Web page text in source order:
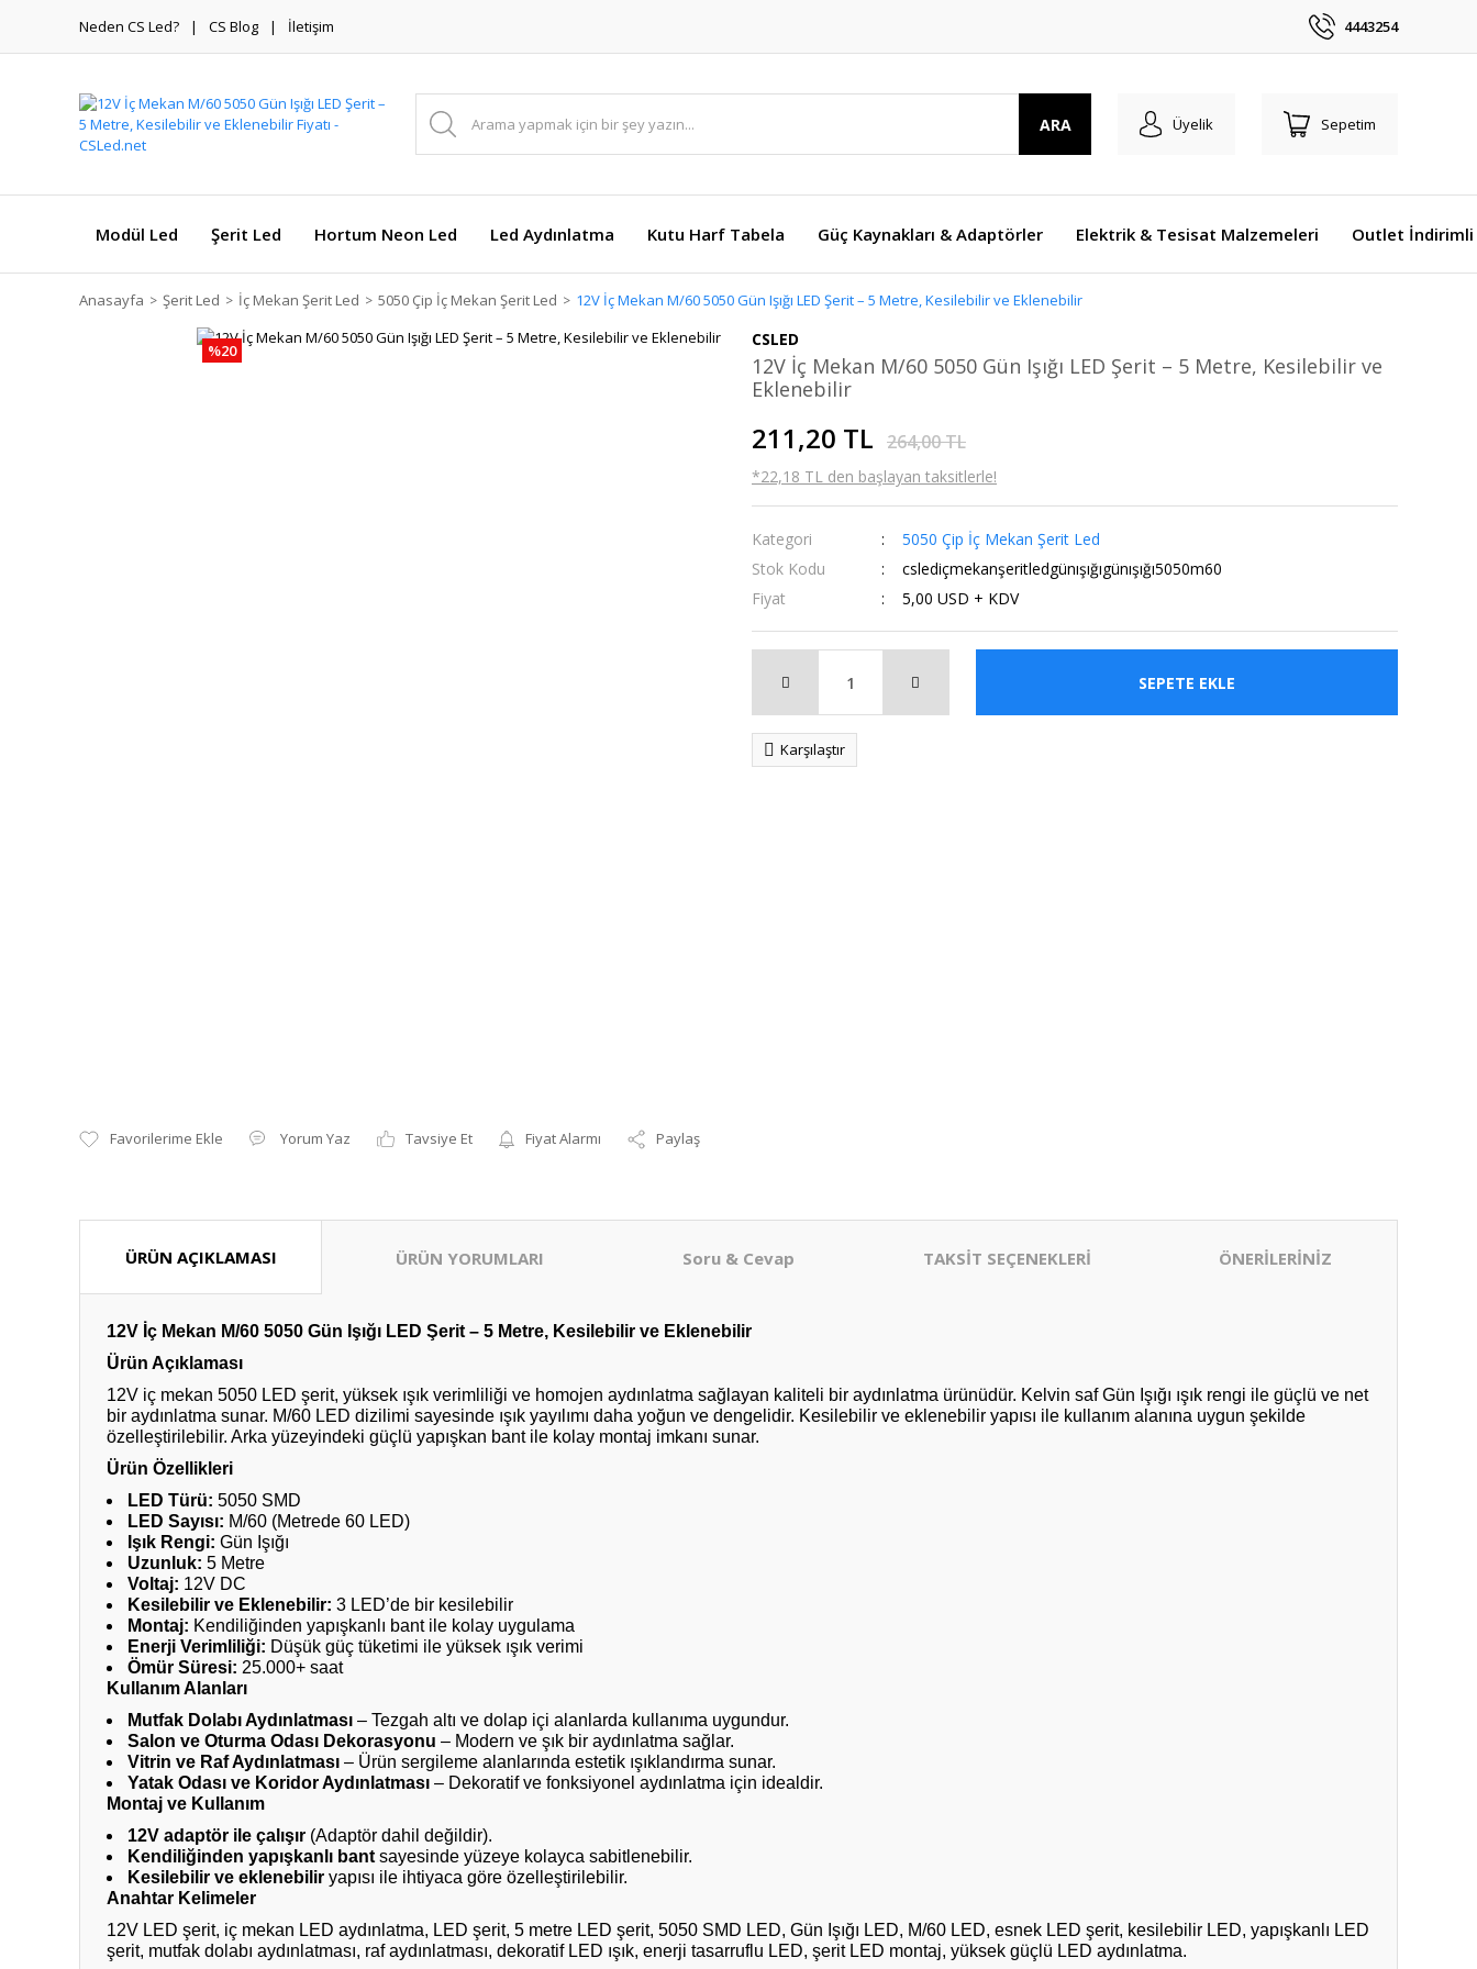
Neden CS Led? CS Blog İletişim 4443254
ARA Üyelik Sepetim
Modül Led Şerit Led Hortum Neon Led Led Aydınlatma Kutu Harf Tabela Güç Kaynakları & Adaptörler Elektrik & Tesisat Malzemeleri Outlet İndirimli
Anasayfa Şerit Led İç Mekan Şerit Led 5050 Çip İç Mekan Şerit Led 12V İç Mekan M/60 5050 Gün Işığı LED Şerit – 5 Metre, Kesilebilir ve Eklenebilir
%20
Yorum Yaz Tavsiye Et Fiyat Alarmı Paylaş
CSLED
12V İç Mekan M/60 5050 Gün Işığı LED Şerit – 5 Metre, Kesilebilir ve
Eklenebilir
211,20 TL 264,00 TL
*22,18 TL den başlayan taksitlerle!
Kategori
5050 Çip İç Mekan Şerit Led
Stok Kodu
cslediçmekanşeritledgünışığıgünışığı5050m60
Fiyat
5,00 USD + KDV
SEPETE EKLE
Karşılaştır
ÜRÜN AÇIKLAMASI ÜRÜN YORUMLARI Soru & Cevap TAKSİT SEÇENEKLERİ ÖNERİLERİNİZ
12V İç Mekan M/60 5050 Gün Işığı LED Şerit – 5 Metre, Kesilebilir ve Eklenebilir
Ürün Açıklaması
12V iç mekan 5050 LED şerit, yüksek ışık verimliliği ve homojen aydınlatma sağlayan kaliteli bir aydınlatma ürünüdür. Kelvin saf Gün Işığı ışık rengi ile güçlü ve net
bir aydınlatma sunar. M/60 LED dizilimi sayesinde ışık yayılımı daha yoğun ve dengelidir. Kesilebilir ve eklenebilir yapısı ile kullanım alanına uygun şekilde
özelleştirilebilir. Arka yüzeyindeki güçlü yapışkan bant ile kolay montaj imkanı sunar.
Ürün Özellikleri
LED Türü: 5050 SMD
LED Sayısı: M/60 (Metrede 60 LED)
Işık Rengi: Gün Işığı
Uzunluk: 5 Metre
Voltaj: 12V DC
Kesilebilir ve Eklenebilir: 3 LED’de bir kesilebilir
Montaj: Kendiliğinden yapışkanlı bant ile kolay uygulama
Enerji Verimliliği: Düşük güç tüketimi ile yüksek ışık verimi
Ömür Süresi: 25.000+ saat
Kullanım Alanları
Mutfak Dolabı Aydınlatması – Tezgah altı ve dolap içi alanlarda kullanıma uygundur.
Salon ve Oturma Odası Dekorasyonu – Modern ve şık bir aydınlatma sağlar.
Vitrin ve Raf Aydınlatması – Ürün sergileme alanlarında estetik ışıklandırma sunar.
Yatak Odası ve Koridor Aydınlatması – Dekoratif ve fonksiyonel aydınlatma için idealdir.
Montaj ve Kullanım
12V adaptör ile çalışır (Adaptör dahil değildir).
Kendiliğinden yapışkanlı bant sayesinde yüzeye kolayca sabitlenebilir.
Kesilebilir ve eklenebilir yapısı ile ihtiyaca göre özelleştirilebilir.
Anahtar Kelimeler
12V LED şerit, iç mekan LED aydınlatma, LED şerit, 5 metre LED şerit, 5050 SMD LED, Gün Işığı LED, M/60 LED, esnek LED şerit, kesilebilir LED, yapışkanlı LED
şerit, mutfak dolabı aydınlatması, raf aydınlatması, dekoratif LED ışık, enerji tasarruflu LED, şerit LED montaj, yüksek güçlü LED aydınlatma.